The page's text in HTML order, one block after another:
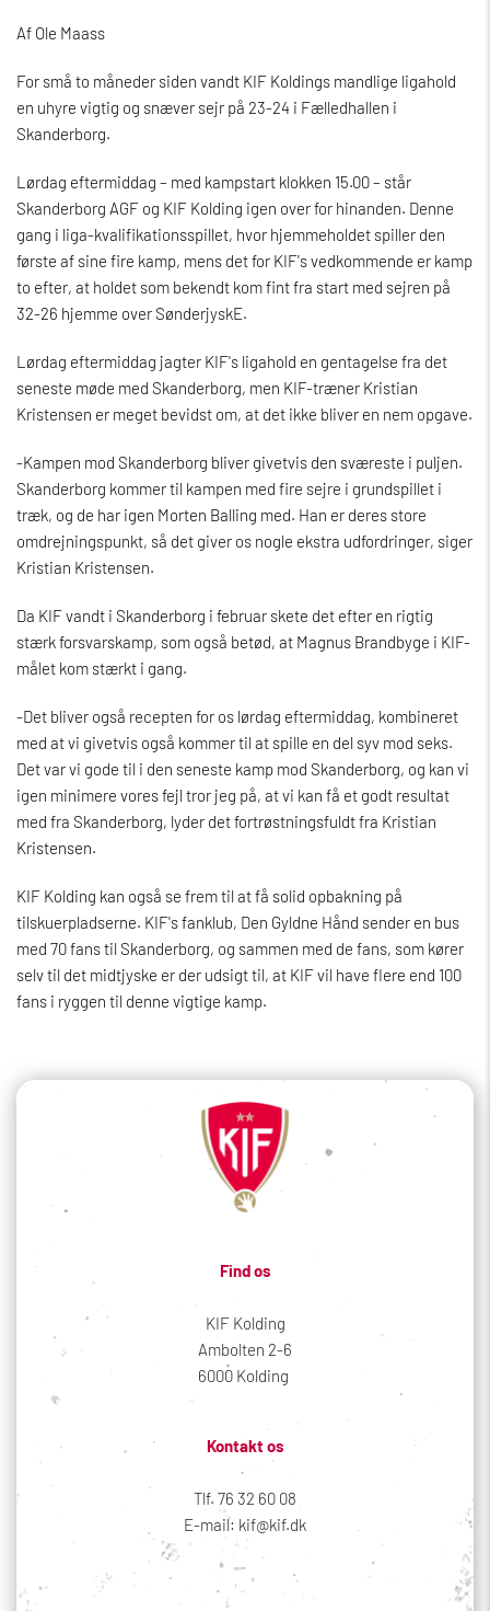
Af Ole Maass
For små to måneder siden vandt KIF Koldings mandlige ligahold
en uhyre vigtig og snæver sejr på 23-24 i Fælledhallen i
Skanderborg.
Lørdag eftermiddag – med kampstart klokken 15.00 – står
Skanderborg AGF og KIF Kolding igen over for hinanden. Denne
gang i liga-kvalifikationsspillet, hvor hjemmeholdet spiller den
første af sine fire kamp, mens det for KIF's vedkommende er kamp
to efter, at holdet som bekendt kom fint fra start med sejren på
32-26 hjemme over SønderjyskE.
Lørdag eftermiddag jagter KIF's ligahold en gentagelse fra det
seneste møde med Skanderborg, men KIF-træner Kristian
Kristensen er meget bevidst om, at det ikke bliver en nem opgave.
-Kampen mod Skanderborg bliver givetvis den sværeste i puljen.
Skanderborg kommer til kampen med fire sejre i grundspillet i
træk, og de har igen Morten Balling med. Han er deres store
omdrejningspunkt, så det giver os nogle ekstra udfordringer, siger
Kristian Kristensen.
Da KIF vandt i Skanderborg i februar skete det efter en rigtig
stærk forsvarskamp, som også betød, at Magnus Brandbyge i KIF-
målet kom stærkt i gang.
-Det bliver også recepten for os lørdag eftermiddag, kombineret
med at vi givetvis også kommer til at spille en del syv mod seks.
Det var vi gode til i den seneste kamp mod Skanderborg, og kan vi
igen minimere vores fejl tror jeg på, at vi kan få et godt resultat
med fra Skanderborg, lyder det fortrøstningsfuldt fra Kristian
Kristensen.
KIF Kolding kan også se frem til at få solid opbakning på
tilskuerpladserne. KIF's fanklub, Den Gyldne Hånd sender en bus
med 70 fans til Skanderborg, og sammen med de fans, som kører
selv til det midtjyske er der udsigt til, at KIF vil have flere end 100
fans i ryggen til denne vigtige kamp.
Find os
KIF Kolding
Ambolten 2-6
6000 Kolding
Kontakt os
Tlf. 76 32 60 08
E-mail: kif@kif.dk
Sociale medier